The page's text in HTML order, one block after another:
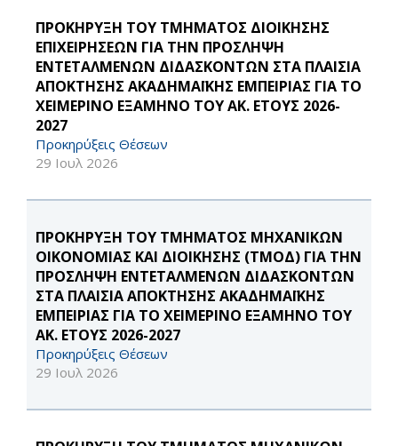
ΠΡΟΚΗΡΥΞΗ ΤΟΥ ΤΜΗΜΑΤΟΣ ΔΙΟΙΚΗΣΗΣ
ΕΠΙΧΕΙΡΗΣΕΩΝ ΓΙΑ ΤΗΝ ΠΡΟΣΛΗΨΗ
ΕΝΤΕΤΑΛΜΕΝΩΝ ΔΙΔΑΣΚΟΝΤΩΝ ΣΤΑ ΠΛΑΙΣΙΑ
ΑΠΟΚΤΗΣΗΣ ΑΚΑΔΗΜΑΪΚΗΣ ΕΜΠΕΙΡΙΑΣ ΓΙΑ ΤΟ
ΧΕΙΜΕΡΙΝΟ ΕΞΑΜΗΝΟ ΤΟΥ ΑΚ. ΕΤΟΥΣ 2026-
2027
Προκηρύξεις Θέσεων
29 Ιουλ 2026
ΠΡΟΚΗΡΥΞΗ ΤΟΥ ΤΜΗΜΑΤΟΣ ΜΗΧΑΝΙΚΩΝ
ΟΙΚΟΝΟΜΙΑΣ ΚΑΙ ΔΙΟΙΚΗΣΗΣ (ΤΜΟΔ) ΓΙΑ ΤΗΝ
ΠΡΟΣΛΗΨΗ ΕΝΤΕΤΑΛΜΕΝΩΝ ΔΙΔΑΣΚΟΝΤΩΝ
ΣΤΑ ΠΛΑΙΣΙΑ ΑΠΟΚΤΗΣΗΣ ΑΚΑΔΗΜΑΪΚΗΣ
ΕΜΠΕΙΡΙΑΣ ΓΙΑ ΤΟ ΧΕΙΜΕΡΙΝΟ ΕΞΑΜΗΝΟ ΤΟΥ
ΑΚ. ΕΤΟΥΣ 2026-2027
Προκηρύξεις Θέσεων
29 Ιουλ 2026